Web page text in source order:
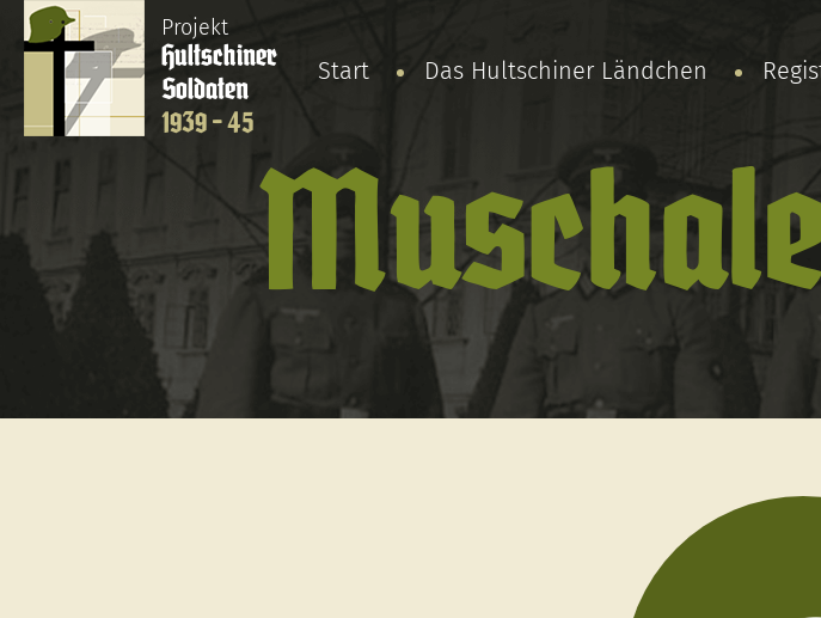
Projekt
Hultschiner
Soldaten
1939 - 45
Start Das Hultschiner Ländchen